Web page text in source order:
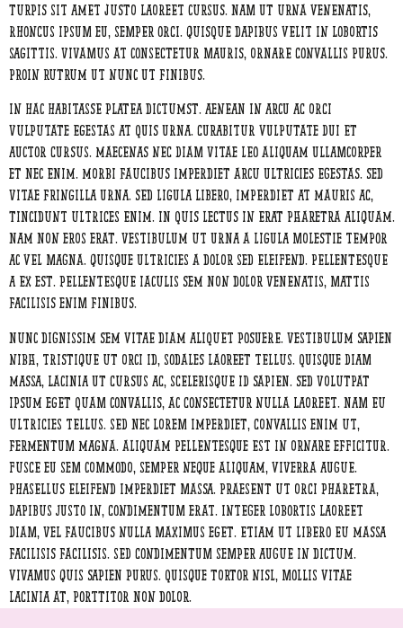
turpis sit amet justo laoreet cursus. Nam ut urna venenatis,
rhoncus ipsum eu, semper orci. Quisque dapibus velit in lobortis
sagittis. Vivamus at consectetur mauris, ornare convallis purus.
Proin rutrum ut nunc ut finibus.
In hac habitasse platea dictumst. Aenean in arcu ac orci
vulputate egestas at quis urna. Curabitur vulputate dui et
auctor cursus. Maecenas nec diam vitae leo aliquam ullamcorper
et nec enim. Morbi faucibus imperdiet arcu ultricies egestas. Sed
vitae fringilla urna. Sed ligula libero, imperdiet at mauris ac,
tincidunt ultrices enim. In quis lectus in erat pharetra aliquam.
Nam non eros erat. Vestibulum ut urna a ligula molestie tempor
ac vel magna. Quisque ultricies a dolor sed eleifend. Pellentesque
a ex est. Pellentesque iaculis sem non dolor venenatis, mattis
facilisis enim finibus.
Nunc dignissim sem vitae diam aliquet posuere. Vestibulum sapien
nibh, tristique ut orci id, sodales laoreet tellus. Quisque diam
massa, lacinia ut cursus ac, scelerisque id sapien. Sed volutpat
ipsum eget quam convallis, ac consectetur nulla laoreet. Nam eu
ultricies tellus. Sed nec lorem imperdiet, convallis enim ut,
fermentum magna. Aliquam pellentesque est in ornare efficitur.
Fusce eu sem commodo, semper neque aliquam, viverra augue.
Phasellus eleifend imperdiet massa. Praesent ut orci pharetra,
dapibus justo in, condimentum erat. Integer lobortis laoreet
diam, vel faucibus nulla maximus eget. Etiam ut libero eu massa
facilisis facilisis. Sed condimentum semper augue in dictum.
Vivamus quis sapien purus. Quisque tortor nisl, mollis vitae
lacinia at, porttitor non dolor.